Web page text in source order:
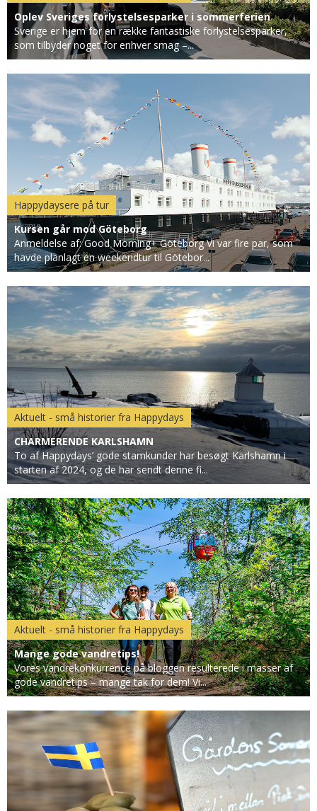
Oplev Sveriges forlystelsesparker i sommerferien
Sverige er hjem for en række fantastiske forlystelsesparker,
som tilbyder noget for enhver smag –...
Happydaysere på tur
Kursen går mod Göteborg
Anmeldelse af: Good Morning+ Göteborg Vi var fire par, som
havde planlagt en weekendtur til Götebor...
Aktuelt - små historier fra Happydays
CHARMERENDE KARLSHAMN
To af Happydays’ gode stamkunder har besøgt Karlshamn i
starten af 2024, og de har sendt denne fi...
Aktuelt - små historier fra Happydays
Mange gode vandretips!
Vores vandrekonkurrence på bloggen resulterede i masser af
gode vandretips – mange tak for dem! Vi...